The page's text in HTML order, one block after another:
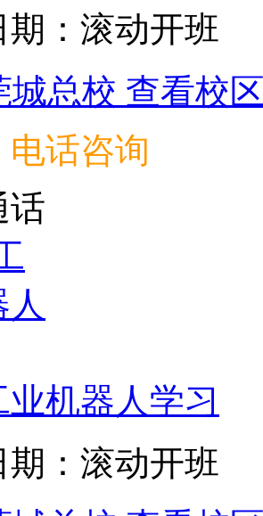
期：滚动开班
城总校 查看校
电话咨询
话
业机器人学习
期：滚动开班